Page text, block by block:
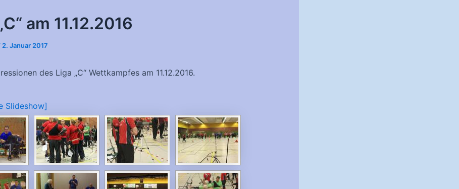
am 11.12.2016
2. Januar 2017
des Liga „C“ Wettkampfes am 11.12.2016.
Slideshow]